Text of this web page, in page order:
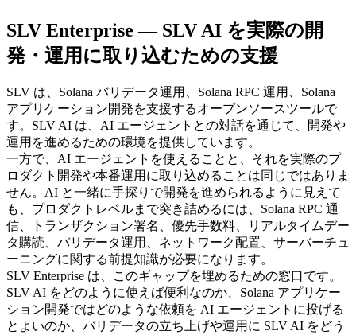
SLV Enterprise — SLV AI を実際の開
発・運用に取り込むための支援
SLV は、Solana バリデータ運用、Solana RPC 運用、Solana
アプリケーション開発を支援するオープンソースツールで
す。SLV AI は、AI エージェントとの対話を通じて、開発や
運用を進めるための環境を提供しています。
一方で、AI エージェントを使えることと、それを実際のプ
ロダクト開発や本番運用に取り込めることは同じではありま
せん。AI と一緒に手探りで開発を進められるように見えて
も、プロダクトレベルまで突き詰めるには、Solana RPC 通
信、トランザクション署名、優先手数料、リアルタイムデー
タ購読、バリデータ運用、ネットワーク配置、サーバーチュ
ーニングに関する前提知識が必要になります。
SLV Enterprise は、このギャップを埋めるための窓口です。
SLV AI をどのように使えば便利なのか、Solana アプリケー
ション開発ではどのような依頼を AI エージェントに投げる
とよいのか、バリデータの立ち上げや運用に SLV AI をどう